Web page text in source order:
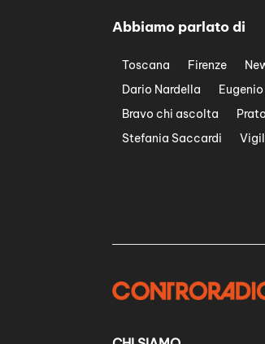
Abbiamo parlato di
Toscana Firenze
Dario Nardella
Bravo chi ascolta
Prato
Stefania Saccardi